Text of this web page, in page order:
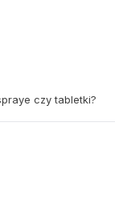
czy tabletki?